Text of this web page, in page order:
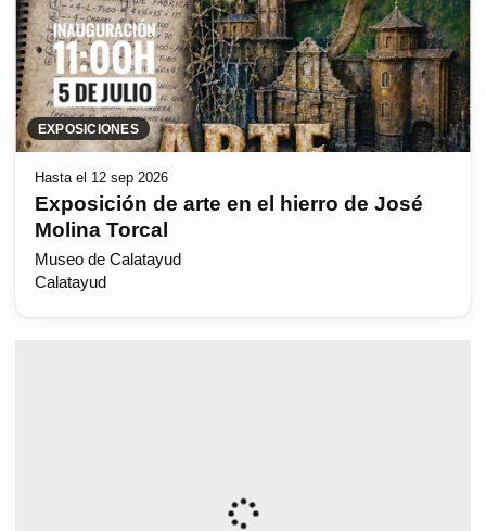
EXPOSICIONES
Hasta el 12 sep 2026
Exposición de arte en el hierro de José
Molina Torcal
Museo de Calatayud
Calatayud